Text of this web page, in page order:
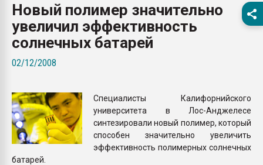
28.07.2026
ситуацией на
Новый полимер значительно
увеличил эффективность
солнечных батарей
02/12/2008
Специалисты Калифорнийского
университета в Лос-Анджелесе
синтезировали новый полимер, который
способен значительно увеличить
эффективность полимерных солнечных
батарей.